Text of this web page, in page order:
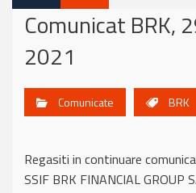
Comunicat BRK,
2021
Comunicate BRK
Regasiti in continuare
SSIF BRK FINANCIAL GROUP